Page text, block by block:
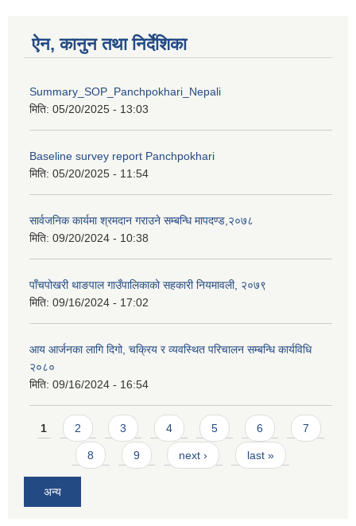
ऐन, कानुन तथा निर्देशिका
Summary_SOP_Panchpokhari_Nepali
मिति: 05/20/2025 - 13:03
Baseline survey report Panchpokhari
मिति: 05/20/2025 - 11:54
सार्वजनिक कार्यमा श्रमदान गराउने सम्बन्धि मापदण्ड,२०७८
मिति: 09/20/2024 - 10:38
पाँचपोखरी थाङपाल गाउँपालिकाको सहकारी नियमावली, २०७९
मिति: 09/16/2024 - 17:02
आय आर्जनका लागि दिगो, चक्रिय र व्यवस्थित परिचालन सम्बन्धि कार्यविधि
२०८०
मिति: 09/16/2024 - 16:54
Pages
1 2 3 4 5 6 7
8 9 next › last »
अन्य